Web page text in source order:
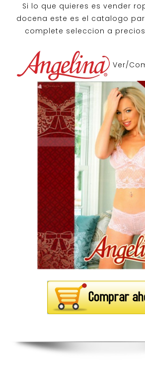
Si lo que quieres es vender
docena este es el catalogo
complete seleccion a
Ver/